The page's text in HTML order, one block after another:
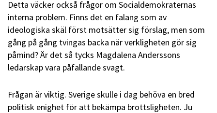
Detta väcker också frågor om Socialdemokraternas
interna problem. Finns det en falang som av
ideologiska skäl först motsätter sig förslag, men som
gång på gång tvingas backa när verkligheten gör sig
påmind? Är det så tycks Magdalena Anderssons
ledarskap vara påfallande svagt.
Frågan är viktig. Sverige skulle i dag behöva en bred
politisk enighet för att bekämpa brottsligheten. Ju